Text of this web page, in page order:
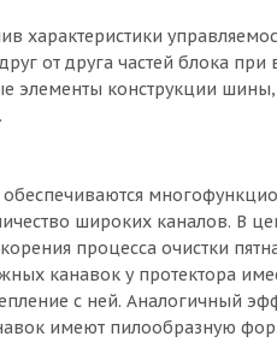
характеристики
от друга частей блока при
элементы конструкции шины,
широких каналов. В
процесса очистки
канавок у протектора
с ней. Аналогичный
имеют пилообразную